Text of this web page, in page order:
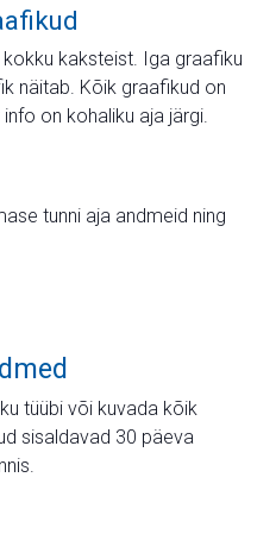
kaksteist. Iga graafiku
näitab. Kõik graafikud on
on kohaliku aja järgi.
tunni aja andmeid ning
tüübi või kuvada kõik
sisaldavad 30 päeva